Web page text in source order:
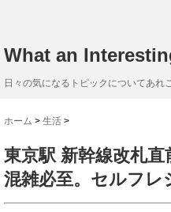
What an
日々の気になるトピックについてあれ
ホーム > 生活 >
東京駅 新幹線改札
混雑必至。セルフレ